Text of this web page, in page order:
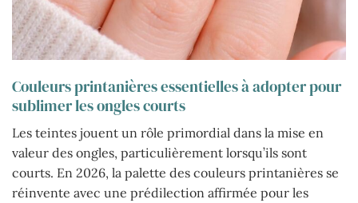
Couleurs printanières essentielles à adopter pour
sublimer les ongles courts
Les teintes jouent un rôle primordial dans la mise en
valeur des ongles, particulièrement lorsqu’ils sont
courts. En 2026, la palette des couleurs printanières se
réinvente avec une prédilection affirmée pour les